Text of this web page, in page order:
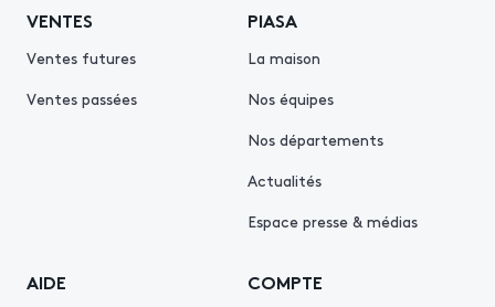
VENTES
Ventes futures
Ventes passées
PIASA
La maison
Nos équipes
Nos départements
Actualités
Espace presse & médias
AIDE COMPTE